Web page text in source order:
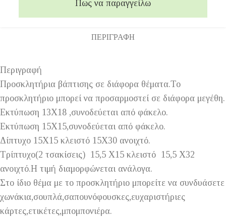
Πως να παραγγείλω
ΠΕΡΙΓΡΑΦΉ
Περιγραφή
Προσκλητήρια βάπτισης σε διάφορα θέματα.Το
προσκλητήριο μπορεί να προσαρμοστεί σε διάφορα μεγέθη.
Εκτύπωση 13Χ18 ,συνοδεύεται από φάκελο.
Εκτύπωση 15Χ15,συνοδεύεται από φάκελο.
Δίπτυχο 15Χ15 κλειστό 15Χ30 ανοιχτό.
Τρίπτυχο(2 τσακίσεις) 15,5 Χ15 κλειστό 15,5 Χ32
ανοιχτό.Η τιμή διαμορφώνεται ανάλογα.
Στο ίδιο θέμα με το προσκλητήριο μπορείτε να συνδυάσετε
χωνάκια,σουπλά,σαπουνόφουσκες,ευχαριστήριες
κάρτες,ετικέτες,μπομπονιέρα.